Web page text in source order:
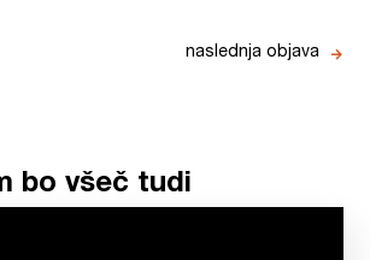
naslednja objava
bo všeč tudi